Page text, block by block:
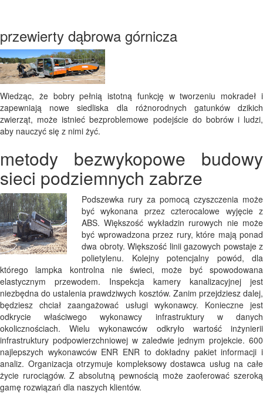
przewierty dąbrowa górnicza
Wiedząc, że bobry pełnią istotną funkcję w tworzeniu mokradeł i
zapewniają nowe siedliska dla różnorodnych gatunków dzikich
zwierząt, może istnieć bezproblemowe podejście do bobrów i ludzi,
aby nauczyć się z nimi żyć.
metody bezwykopowe budowy
sieci podziemnych zabrze
Podszewka rury za pomocą czyszczenia może
być wykonana przez czterocalowe wyjęcie z
ABS. Większość wykładzin rurowych nie może
być wprowadzona przez rury, które mają ponad
dwa obroty. Większość linii gazowych powstaje z
polietylenu. Kolejny potencjalny powód, dla
którego lampka kontrolna nie świeci, może być spowodowana
elastycznym przewodem. Inspekcja kamery kanalizacyjnej jest
niezbędna do ustalenia prawdziwych kosztów. Zanim przejdziesz dalej,
będziesz chciał zaangażować usługi wykonawcy. Konieczne jest
odkrycie właściwego wykonawcy infrastruktury w danych
okolicznościach. Wielu wykonawców odkryło wartość inżynierii
infrastruktury podpowierzchniowej w zaledwie jednym projekcie. 600
najlepszych wykonawców ENR ENR to dokładny pakiet informacji i
analiz. Organizacja otrzymuje kompleksowy dostawca usług na całe
życie rurociągów. Z absolutną pewnością może zaoferować szeroką
gamę rozwiązań dla naszych klientów.